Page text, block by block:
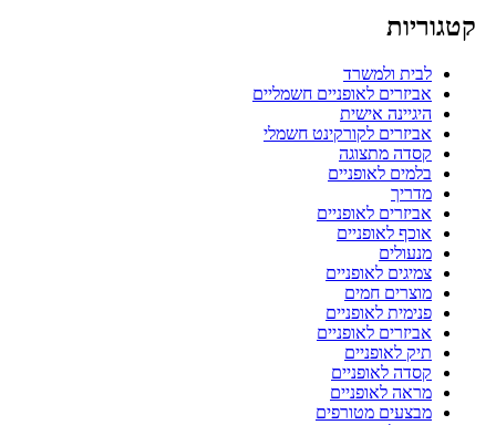
קטגוריות
לבית ולמשרד
אביזרים לאופניים חשמליים
היגיינה אישית
אביזרים לקורקינט חשמלי
קסדה מתצוגה
בלמים לאופניים
מדריך
אביזרים לאופניים
אוכף לאופניים
מנעולים
צמיגים לאופניים
מוצרים חמים
פנימית לאופניים
אביזרים לאופניים
תיק לאופניים
קסדה לאופניים
מראה לאופניים
מבצעים מטורפים